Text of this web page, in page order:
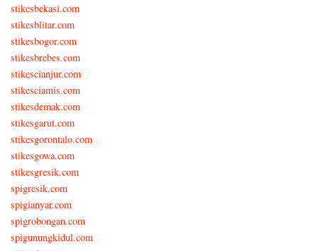
stikesbekasi.com
stikesblitar.com
stikesbogor.com
stikesbrebes.com
stikescianjur.com
stikesciamis.com
stikesdemak.com
stikesgarut.com
stikesgorontalo.com
stikesgowa.com
stikesgresik.com
spigresik.com
spigianyar.com
spigrobongan.com
spigunungkidul.com